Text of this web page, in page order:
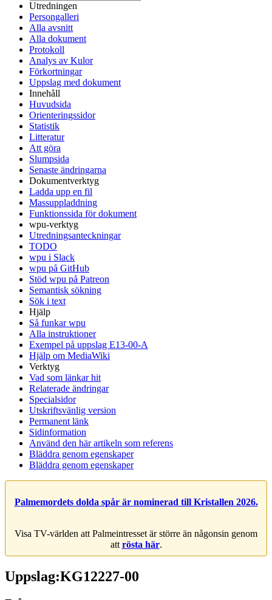
Utredningen
Persongalleri
Alla avsnitt
Alla dokument
Protokoll
Analys av Kulor
Förkortningar
Uppslag med dokument
Innehåll
Huvudsida
Orienteringssidor
Statistik
Litteratur
Att göra
Slumpsida
Senaste ändringarna
Dokumentverktyg
Ladda upp en fil
Massuppladdning
Funktionssida för dokument
wpu-verktyg
Utredningsanteckningar
TODO
wpu i Slack
wpu på GitHub
Stöd wpu på Patreon
Semantisk sökning
Sök i text
Hjälp
Så funkar wpu
Alla instruktioner
Exempel på uppslag E13-00-A
Hjälp om MediaWiki
Verktyg
Vad som länkar hit
Relaterade ändringar
Specialsidor
Utskriftsvänlig version
Permanent länk
Sidinformation
Använd den här artikeln som referens
Bläddra genom egenskaper
Bläddra genom egenskaper
Palmemordets dolda spår är nominerad till Kristallen 2026.
Visa TV-världen att Palmeintresset är större än någonsin genom
att rösta här.
Uppslag:KG12227-00